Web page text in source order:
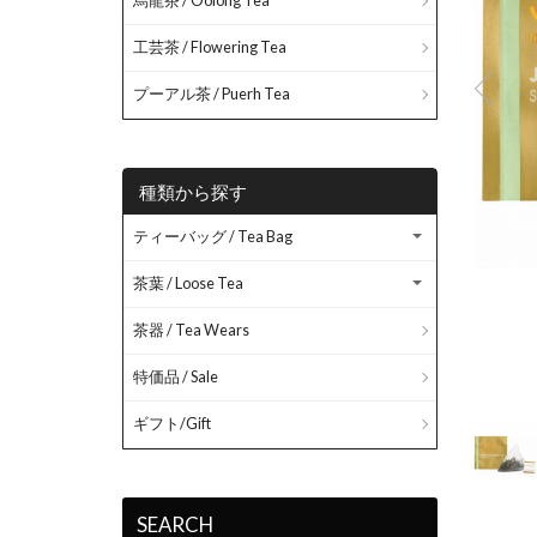
ろで有機中国茶を栽培しています。
工芸茶 / Flowering Tea
プーアル茶 / Puerh Tea
種類から探す
ティーバッグ / Tea Bag
茶葉 / Loose Tea
茶器 / Tea Wears
特価品 / Sale
ギフト/Gift
SEARCH